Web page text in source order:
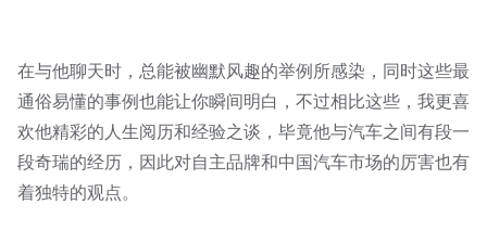
在与他聊天时，总能被幽默风趣的举例所感染，同时这些最
通俗易懂的事例也能让你瞬间明白，不过相比这些，我更喜
欢他精彩的人生阅历和经验之谈，毕竟他与汽车之间有段一
段奇瑞的经历，因此对自主品牌和中国汽车市场的厉害也有
着独特的观点。